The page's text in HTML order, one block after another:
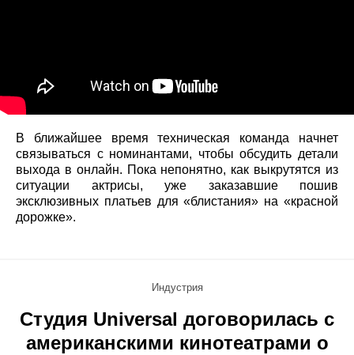
В ближайшее время техническая команда начнет
связываться с номинантами, чтобы обсудить детали
выхода в онлайн. Пока непонятно, как выкрутятся из
ситуации актрисы, уже заказавшие пошив
эксклюзивных платьев для «блистания» на «красной
дорожке».
Индустрия
Студия Universal договорилась с
американскими кинотеатрами о